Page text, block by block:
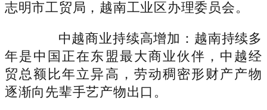
志明市工贸局，越南工业区办理委员会。
中越商业持续高增加：越南持续多
年是中国正在东盟最大商业伙伴，中越经
贸总额比年立异高，劳动稠密形财产产物
逐渐向先辈手艺产物出口。